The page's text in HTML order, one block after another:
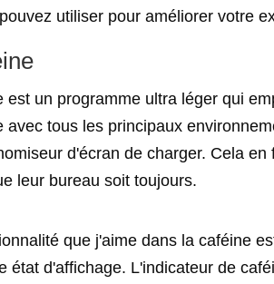
utiliser pour améliorer votre
est un programme ultra léger qui
avec tous les principaux
d'écran de charger. Cela
leur bureau soit toujours.
que j'aime dans la caféine
état d'affichage. L'indicateur de